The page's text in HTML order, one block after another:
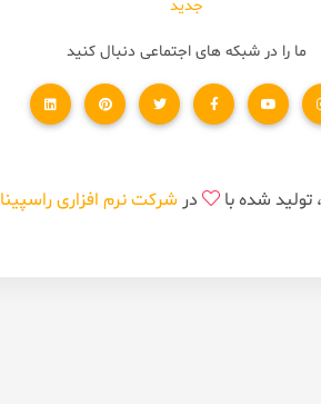
جدید
ما را در شبکه های اجتماعی دنبال کنید
، تولید شده با در شرکت نرم افزاری راسپینا